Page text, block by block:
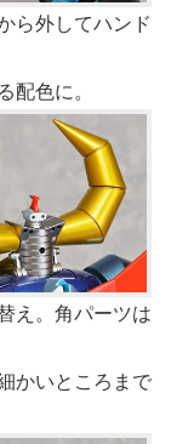
ら外してハンド
配色に。
え。角パーツは
かいところまで